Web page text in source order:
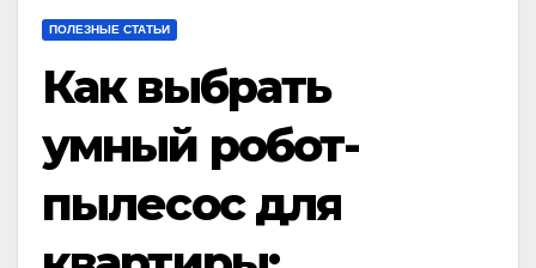
ПОЛЕЗНЫЕ СТАТЬИ
Как выбрать
умный робот-
пылесос для